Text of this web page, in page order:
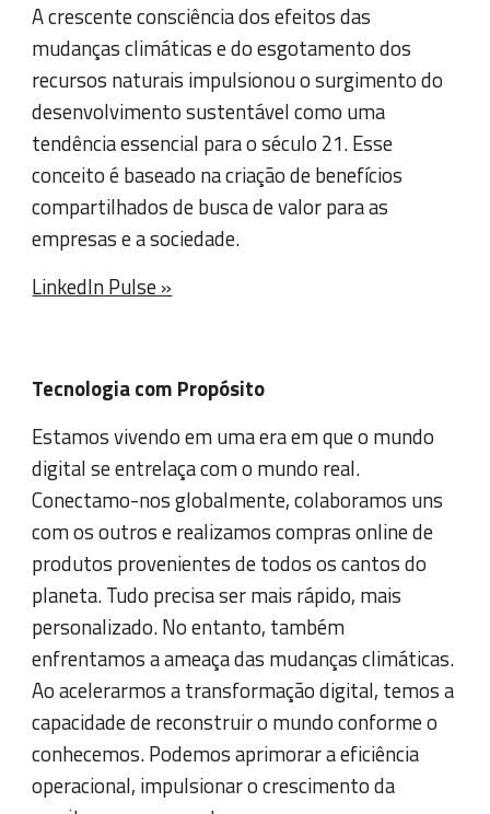
A crescente consciência dos efeitos das
mudanças climáticas e do esgotamento dos
recursos naturais impulsionou o surgimento do
desenvolvimento sustentável como uma
tendência essencial para o século 21. Esse
conceito é baseado na criação de benefícios
compartilhados de busca de valor para as
empresas e a sociedade.
LinkedIn Pulse »
Tecnologia com Propósito
Estamos vivendo em uma era em que o mundo
digital se entrelaça com o mundo real.
Conectamo-nos globalmente, colaboramos uns
com os outros e realizamos compras online de
produtos provenientes de todos os cantos do
planeta. Tudo precisa ser mais rápido, mais
personalizado. No entanto, também
enfrentamos a ameaça das mudanças climáticas.
Ao acelerarmos a transformação digital, temos a
capacidade de reconstruir o mundo conforme o
conhecemos. Podemos aprimorar a eficiência
operacional, impulsionar o crescimento da